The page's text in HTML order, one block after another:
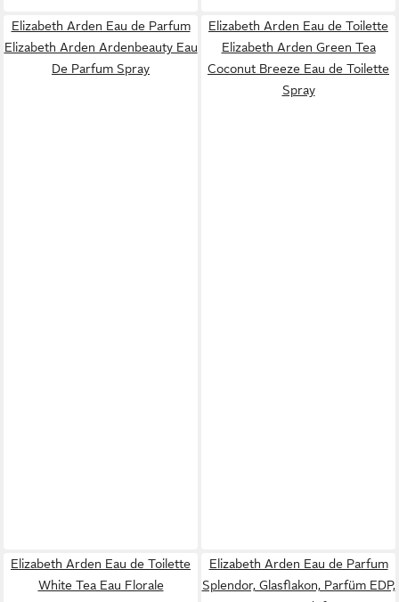
Elizabeth Arden Eau de Parfum
Elizabeth Arden Ardenbeauty Eau
De Parfum Spray
Elizabeth Arden Eau de Toilette
Elizabeth Arden Green Tea
Coconut Breeze Eau de Toilette
Spray
Elizabeth Arden Eau de Toilette
White Tea Eau Florale
Elizabeth Arden Eau de Parfum
Splendor, Glasflakon, Parfüm EDP,